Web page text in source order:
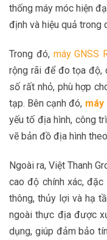
thống máy móc hiện
định và hiệu quả trong
Trong đó, máy GNSS
rộng rãi để đo tọa độ,
số rất nhỏ, phù hợp
tạp. Bên cạnh đó,
yếu tố địa hình, công
vẽ bản đồ địa hình
Ngoài ra, Việt Thanh
cao độ chính xác,
thông, thủy lợi và hạ
ngoài thực địa được
dụng, giúp đảm bảo